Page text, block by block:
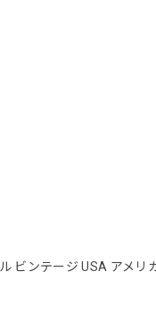
ビンテージ USA アメリ